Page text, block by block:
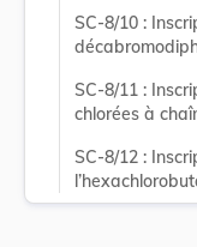
SC-8/10 :
SC-8/11 :
chlorées à
SC-8/12 :